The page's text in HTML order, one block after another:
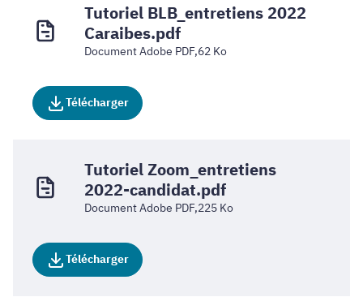
Tutoriel BLB_entretiens 2022
Caraibes.pdf
Document Adobe PDF,62 Ko
Télécharger
Tutoriel Zoom_entretiens
2022-candidat.pdf
Document Adobe PDF,225 Ko
Télécharger